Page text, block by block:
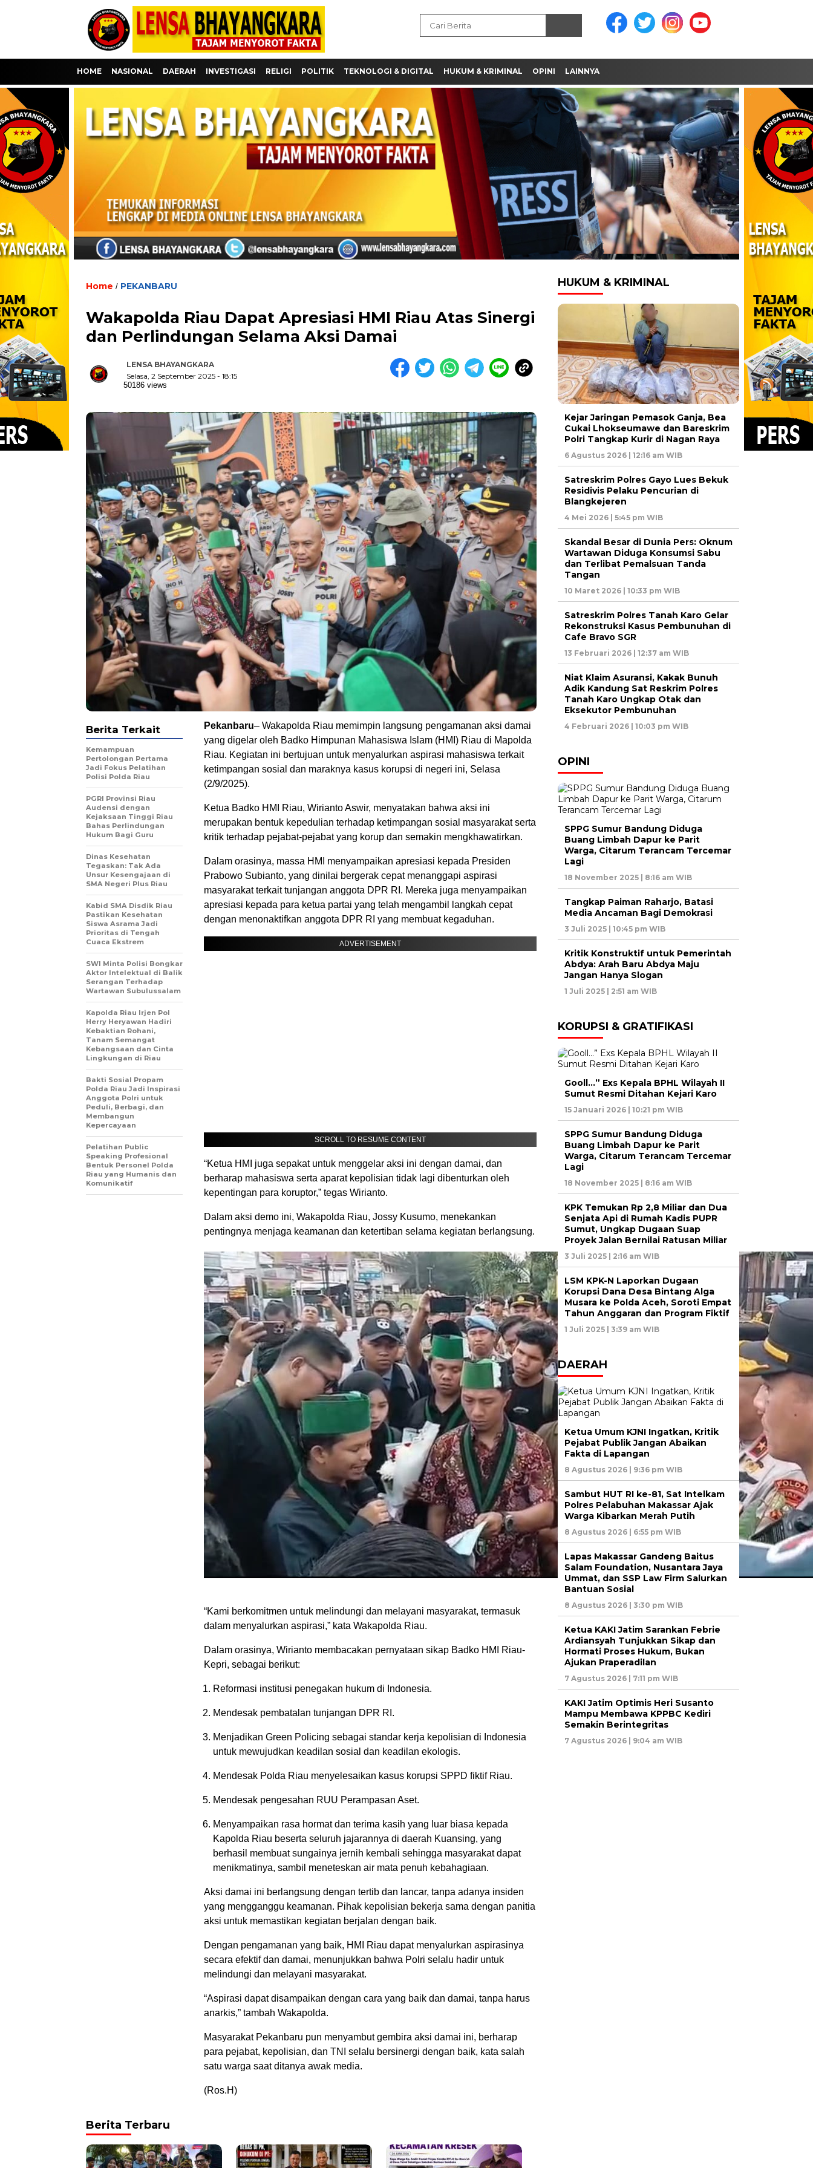
HOME NASIONAL DAERAH INVESTIGASI RELIGI POLITIK TEKNOLOGI & DIGITAL HUKUM & KRIMINAL OPINI LAINNYA
Home / PEKANBARU
Wakapolda Riau Dapat Apresiasi HMI Riau Atas Sinergi
dan Perlindungan Selama Aksi Damai
LENSA BHAYANGKARA
Selasa, 2 September 2025 - 18:15
50186 views
Pekanbaru– Wakapolda Riau memimpin langsung pengamanan aksi damai
yang digelar oleh Badko Himpunan Mahasiswa Islam (HMI) Riau di Mapolda
Riau. Kegiatan ini bertujuan untuk menyalurkan aspirasi mahasiswa terkait
ketimpangan sosial dan maraknya kasus korupsi di negeri ini, Selasa
(2/9/2025).
Ketua Badko HMI Riau, Wirianto Aswir, menyatakan bahwa aksi ini
merupakan bentuk kepedulian terhadap ketimpangan sosial masyarakat serta
kritik terhadap pejabat-pejabat yang korup dan semakin mengkhawatirkan.
Dalam orasinya, massa HMI menyampaikan apresiasi kepada Presiden
Prabowo Subianto, yang dinilai bergerak cepat menanggapi aspirasi
masyarakat terkait tunjangan anggota DPR RI. Mereka juga menyampaikan
apresiasi kepada para ketua partai yang telah mengambil langkah cepat
dengan menonaktifkan anggota DPR RI yang membuat kegaduhan.
ADVERTISEMENT
SCROLL TO RESUME CONTENT
“Ketua HMI juga sepakat untuk menggelar aksi ini dengan damai, dan
berharap mahasiswa serta aparat kepolisian tidak lagi dibenturkan oleh
kepentingan para koruptor,” tegas Wirianto.
Dalam aksi demo ini, Wakapolda Riau, Jossy Kusumo, menekankan
pentingnya menjaga keamanan dan ketertiban selama kegiatan berlangsung.
“Kami berkomitmen untuk melindungi dan melayani masyarakat, termasuk
dalam menyalurkan aspirasi,” kata Wakapolda Riau.
Dalam orasinya, Wirianto membacakan pernyataan sikap Badko HMI Riau-
Kepri, sebagai berikut:
Reformasi institusi penegakan hukum di Indonesia.
Mendesak pembatalan tunjangan DPR RI.
Menjadikan Green Policing sebagai standar kerja kepolisian di Indonesia
untuk mewujudkan keadilan sosial dan keadilan ekologis.
Mendesak Polda Riau menyelesaikan kasus korupsi SPPD fiktif Riau.
Mendesak pengesahan RUU Perampasan Aset.
Menyampaikan rasa hormat dan terima kasih yang luar biasa kepada
Kapolda Riau beserta seluruh jajarannya di daerah Kuansing, yang
berhasil membuat sungainya jernih kembali sehingga masyarakat dapat
menikmatinya, sambil meneteskan air mata penuh kebahagiaan.
Aksi damai ini berlangsung dengan tertib dan lancar, tanpa adanya insiden
yang mengganggu keamanan. Pihak kepolisian bekerja sama dengan panitia
aksi untuk memastikan kegiatan berjalan dengan baik.
Dengan pengamanan yang baik, HMI Riau dapat menyalurkan aspirasinya
secara efektif dan damai, menunjukkan bahwa Polri selalu hadir untuk
melindungi dan melayani masyarakat.
“Aspirasi dapat disampaikan dengan cara yang baik dan damai, tanpa harus
anarkis,” tambah Wakapolda.
Masyarakat Pekanbaru pun menyambut gembira aksi damai ini, berharap
para pejabat, kepolisian, dan TNI selalu bersinergi dengan baik, kata salah
satu warga saat ditanya awak media.
(Ros.H)
Berita Terkait
Kemampuan
Pertolongan Pertama
Jadi Fokus Pelatihan
Polisi Polda Riau
PGRI Provinsi Riau
Audensi dengan
Kejaksaan Tinggi Riau
Bahas Perlindungan
Hukum Bagi Guru
Dinas Kesehatan
Tegaskan: Tak Ada
Unsur Kesengajaan di
SMA Negeri Plus Riau
Kabid SMA Disdik Riau
Pastikan Kesehatan
Siswa Asrama Jadi
Prioritas di Tengah
Cuaca Ekstrem
SWI Minta Polisi Bongkar
Aktor Intelektual di Balik
Serangan Terhadap
Wartawan Subulussalam
Kapolda Riau Irjen Pol
Herry Heryawan Hadiri
Kebaktian Rohani,
Tanam Semangat
Kebangsaan dan Cinta
Lingkungan di Riau
Bakti Sosial Propam
Polda Riau Jadi Inspirasi
Anggota Polri untuk
Peduli, Berbagi, dan
Membangun
Kepercayaan
Pelatihan Public
Speaking Profesional
Bentuk Personel Polda
Riau yang Humanis dan
Komunikatif
Berita Terbaru
HUKUM & KRIMINAL
Kejar Jaringan Pemasok Ganja, Bea
Cukai Lhokseumawe dan Bareskrim
Polri Tangkap Kurir di Nagan Raya
6 Agustus 2026 | 12:16 am WIB
Satreskrim Polres Gayo Lues Bekuk
Residivis Pelaku Pencurian di
Blangkejeren
4 Mei 2026 | 5:45 pm WIB
Skandal Besar di Dunia Pers: Oknum
Wartawan Diduga Konsumsi Sabu
dan Terlibat Pemalsuan Tanda
Tangan
10 Maret 2026 | 10:33 pm WIB
Satreskrim Polres Tanah Karo Gelar
Rekonstruksi Kasus Pembunuhan di
Cafe Bravo SGR
13 Februari 2026 | 12:37 am WIB
Niat Klaim Asuransi, Kakak Bunuh
Adik Kandung Sat Reskrim Polres
Tanah Karo Ungkap Otak dan
Eksekutor Pembunuhan
4 Februari 2026 | 10:03 pm WIB
OPINI
SPPG Sumur Bandung Diduga
Buang Limbah Dapur ke Parit
Warga, Citarum Terancam Tercemar
Lagi
18 November 2025 | 8:16 am WIB
Tangkap Paiman Raharjo, Batasi
Media Ancaman Bagi Demokrasi
3 Juli 2025 | 10:45 pm WIB
Kritik Konstruktif untuk Pemerintah
Abdya: Arah Baru Abdya Maju
Jangan Hanya Slogan
1 Juli 2025 | 2:51 am WIB
KORUPSI & GRATIFIKASI
Gooll…” Exs Kepala BPHL Wilayah II
Sumut Resmi Ditahan Kejari Karo
15 Januari 2026 | 10:21 pm WIB
SPPG Sumur Bandung Diduga
Buang Limbah Dapur ke Parit
Warga, Citarum Terancam Tercemar
Lagi
18 November 2025 | 8:16 am WIB
KPK Temukan Rp 2,8 Miliar dan Dua
Senjata Api di Rumah Kadis PUPR
Sumut, Ungkap Dugaan Suap
Proyek Jalan Bernilai Ratusan Miliar
3 Juli 2025 | 2:16 am WIB
LSM KPK-N Laporkan Dugaan
Korupsi Dana Desa Bintang Alga
Musara ke Polda Aceh, Soroti Empat
Tahun Anggaran dan Program Fiktif
1 Juli 2025 | 3:39 am WIB
DAERAH
Ketua Umum KJNI Ingatkan, Kritik
Pejabat Publik Jangan Abaikan
Fakta di Lapangan
8 Agustus 2026 | 9:36 pm WIB
Sambut HUT RI ke-81, Sat Intelkam
Polres Pelabuhan Makassar Ajak
Warga Kibarkan Merah Putih
8 Agustus 2026 | 6:55 pm WIB
Lapas Makassar Gandeng Baitus
Salam Foundation, Nusantara Jaya
Ummat, dan SSP Law Firm Salurkan
Bantuan Sosial
8 Agustus 2026 | 3:30 pm WIB
Ketua KAKI Jatim Sarankan Febrie
Ardiansyah Tunjukkan Sikap dan
Hormati Proses Hukum, Bukan
Ajukan Praperadilan
7 Agustus 2026 | 7:11 pm WIB
KAKI Jatim Optimis Heri Susanto
Mampu Membawa KPPBC Kediri
Semakin Berintegritas
7 Agustus 2026 | 9:04 am WIB